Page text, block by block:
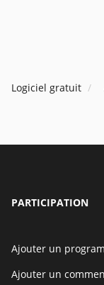
Logiciel gratuit
PARTICIPATION
Ajouter un
Ajouter un